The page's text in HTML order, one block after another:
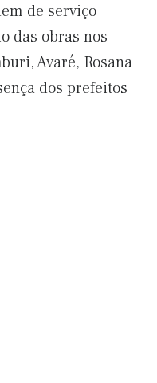
de serviço
das obras nos
Avaré, Rosana
dos prefeitos